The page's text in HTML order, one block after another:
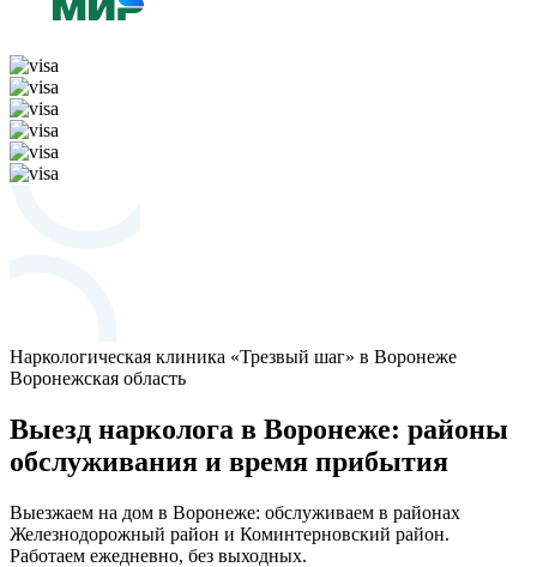
Наркологическая клиника «Трезвый шаг» в Воронеже
Воронежская область
Выезд нарколога в Воронеже: районы
обслуживания и время прибытия
Выезжаем на дом в Воронеже: обслуживаем в районах
Железнодорожный район и Коминтерновский район.
Работаем ежедневно, без выходных.